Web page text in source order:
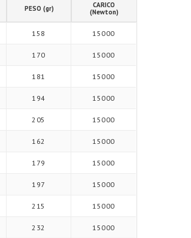
PESO (gr)
CARICO
(Newton)
158 15000
170 15000
181 15000
194 15000
205 15000
162 15000
179 15000
197 15000
215 15000
232 15000